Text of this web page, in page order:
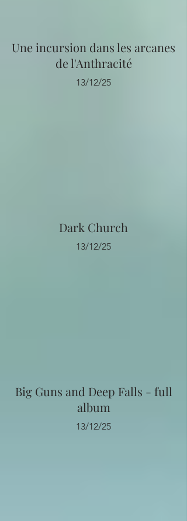
Une incursion dans les arcanes
de l'Anthracité
13/12/25
Dark Church
13/12/25
Big Guns and Deep Falls - full
album
13/12/25